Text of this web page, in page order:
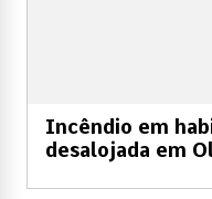
Incêndio em
desalojada em